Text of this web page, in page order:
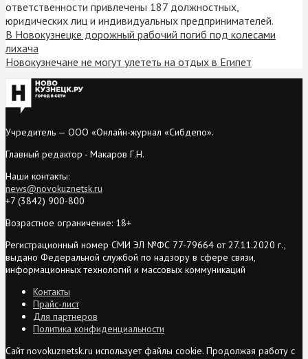
ответственности привлечены 187 должностных,
юридических лиц и индивидуальных предпринимателей.
В Новокузнецке дорожный рабочий погиб под колесами
лихача
Новокузнечане не могут улететь на отдых в Египет
Учредитель — ООО «Онлайн-журнал «Сибдепо».
Главный редактор - Макаров Г.Н.
Наши контакты:
news@novokuznetsk.ru
+7 (3842) 900-800
Возрастное ограничение: 18+
Регистрационный номер СМИ ЭЛ №ФС 77-79664 от 27.11.2020 г.,
выдано Федеральной службой по надзору в сфере связи,
информационных технологий и массовых коммуникаций
Контакты
Прайс-лист
Для партнеров
Политика конфиденциальности
Сайт novokuznetsk.ru использует файлы cookie. Продолжая работу с